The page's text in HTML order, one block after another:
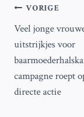
Bericht
navigatie
VORIGE
Veel jonge
uitstrijkjes voor
campagne roept
directe actie